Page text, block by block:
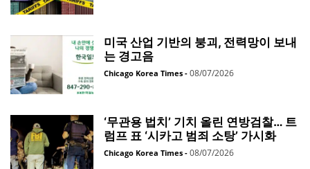
미국 산업 기반의 붕괴, 전력망이 보내
는 경고음
Chicago Korea Times - 08/07/2026
‘무관용 법치’ 기치 올린 연방검찰… 트
럼프 표 ‘시카고 범죄 소탕’ 가시화
Chicago Korea Times - 08/07/2026